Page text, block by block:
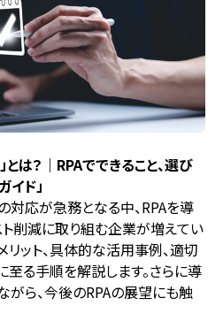
は？｜RPAでできること、選び
イド」
応が急務となる中、RPAを導
削減に取り組む企業が増えてい
リット、具体的な活用事例、適切
る手順を解説します。さらに導
ら、今後のRPAの展望にも触